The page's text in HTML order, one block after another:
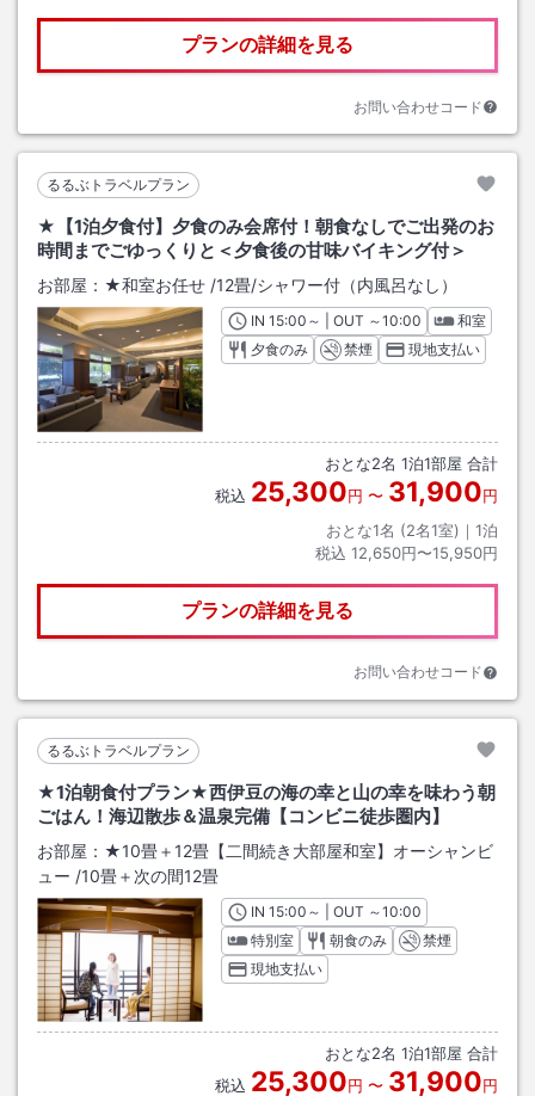
プランの詳細を見る
お問い合わせコード
るるぶトラベルプラン
★【1泊夕食付】夕食のみ会席付！朝食なしでご出発のお
時間までごゆっくりと＜夕食後の甘味バイキング付＞
お部屋： ★和室お任せ /12畳/シャワー付（内風呂なし）
INチェックイン
15:00 ～ | OUT チェックアウト
～10:00
和室
夕食のみ
禁煙 現地支払い
おとな2名 1泊1部屋 合計
税込 25,300円 〜 31,900円
おとな1名 (2名1室)｜ 1泊
税込 12,650円〜15,950円
プランの詳細を見る
お問い合わせコード
るるぶトラベルプラン
★1泊朝食付プラン★西伊豆の海の幸と山の幸を味わう朝
ごはん！海辺散歩＆温泉完備【コンビニ徒歩圏内】
お部屋： ★10畳＋12畳【二間続き大部屋和室】オーシャンビ
ュー /10畳＋次の間12畳
INチェックイン
15:00 ～ | OUT チェックアウト
～10:00
特別室
朝食のみ
禁煙
現地支払い
おとな2名 1泊1部屋 合計
税込 25,300円 〜 31,900円